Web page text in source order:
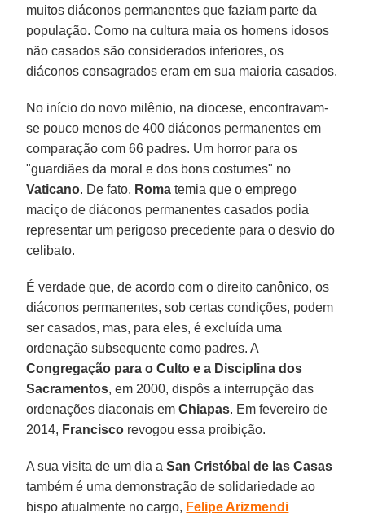
muitos diáconos permanentes que faziam parte da
população. Como na cultura maia os homens idosos
não casados são considerados inferiores, os
diáconos consagrados eram em sua maioria casados.
No início do novo milênio, na diocese, encontravam-
se pouco menos de 400 diáconos permanentes em
comparação com 66 padres. Um horror para os
"guardiães da moral e dos bons costumes" no
Vaticano. De fato, Roma temia que o emprego
maciço de diáconos permanentes casados podia
representar um perigoso precedente para o desvio do
celibato.
É verdade que, de acordo com o direito canônico, os
diáconos permanentes, sob certas condições, podem
ser casados, mas, para eles, é excluída uma
ordenação subsequente como padres. A
Congregação para o Culto e a Disciplina dos
Sacramentos, em 2000, dispôs a interrupção das
ordenações diaconais emChiapas. Em fevereiro de
2014, Francisco revogou essa proibição.
A sua visita de um dia aSan Cristóbal de las Casas
também é uma demonstração de solidariedade ao
bispo atualmente no cargo, Felipe Arizmendi